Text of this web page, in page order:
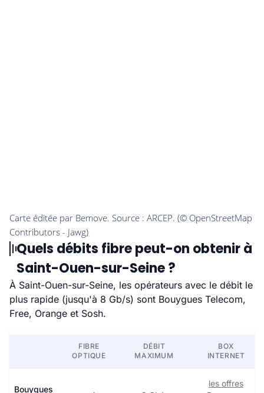
Quels débits fibre peut-on obtenir à
Saint-Ouen-sur-Seine ?
À Saint-Ouen-sur-Seine, les opérateurs avec le débit le
plus rapide (jusqu'à 8 Gb/s) sont Bouygues Telecom,
Free, Orange et Sosh.
FIBRE
OPTIQUE
DÉBIT
MAXIMUM
BOX
INTERNET
Bouygues
les offres